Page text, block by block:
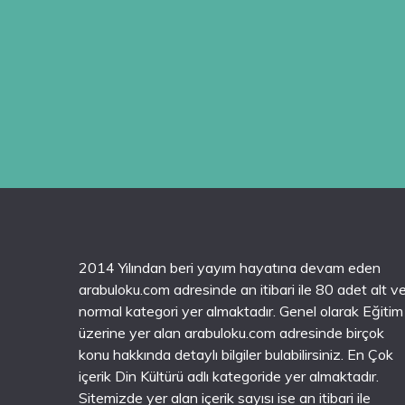
2014 Yılından beri yayım hayatına devam eden
arabuloku.com adresinde an itibari ile 80 adet alt
normal kategori yer almaktadır. Genel olarak Eğitim
üzerine yer alan arabuloku.com adresinde birçok
konu hakkında detaylı bilgiler bulabilirsiniz. En Çok
içerik Din Kültürü adlı kategoride yer almaktadır.
Sitemizde yer alan içerik sayısı ise an itibari ile